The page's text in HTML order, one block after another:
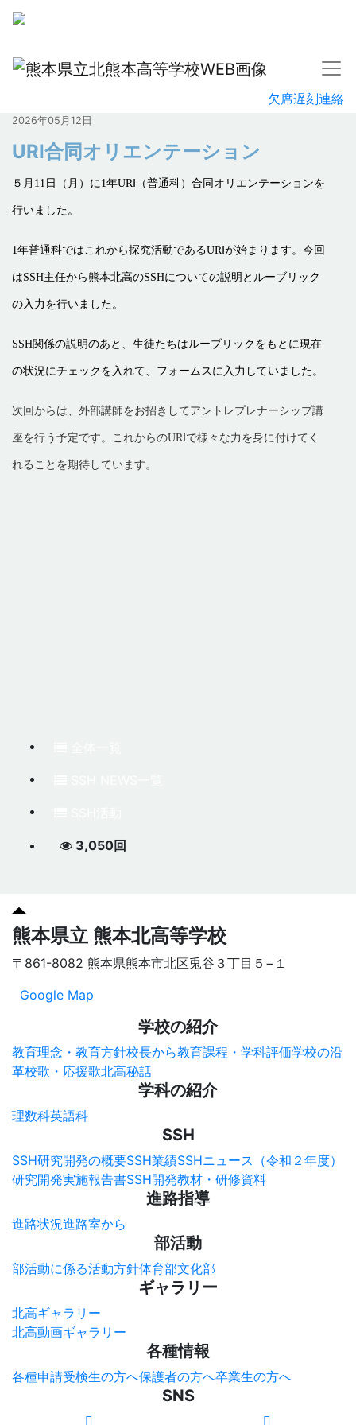
欠席遅刻連絡
2026年05月12日
URⅠ合同オリエンテーション
５月11日（月）に1年URⅠ（普通科）合同オリエンテーションを
行いました。
1年普通科ではこれから探究活動であるURⅠが始まります。今回
はSSH主任から熊本北高のSSHについての説明とルーブリック
の入力を行いました。
SSH関係の説明のあと、生徒たちはルーブリックをもとに現在
の状況にチェックを入れて、フォームスに入力していました。
次回からは、外部講師をお招きしてアントレプレナーシップ講
座を行う予定です。これからのURⅠで様々な力を身に付けてく
れることを期待しています。
3,050回
熊本県立 熊本北高等学校
〒861-8082 熊本県熊本市北区兎谷３丁目５−１
Google Map
学校の紹介
教育理念・教育方針校長から教育課程・学科評価学校の沿
革校歌・応援歌北高秘話
学科の紹介
理数科英語科
SSH
SSH研究開発の概要SSH業績SSHニュース（令和２年度）
研究開発実施報告書SSH開発教材・研修資料
進路指導
進路状況進路室から
部活動
部活動に係る活動方針体育部文化部
ギャラリー
北高ギャラリー
北高動画ギャラリー
各種情報
各種申請受検生の方へ保護者の方へ卒業生の方へ
SNS